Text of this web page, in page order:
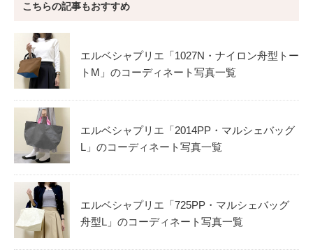
こちらの記事もおすすめ
エルベシャプリエ「1027N・ナイロン舟型トー
トM」のコーディネート写真一覧
エルベシャプリエ「2014PP・マルシェバッグ
L」のコーディネート写真一覧
エルベシャプリエ「725PP・マルシェバッグ
舟型L」のコーディネート写真一覧